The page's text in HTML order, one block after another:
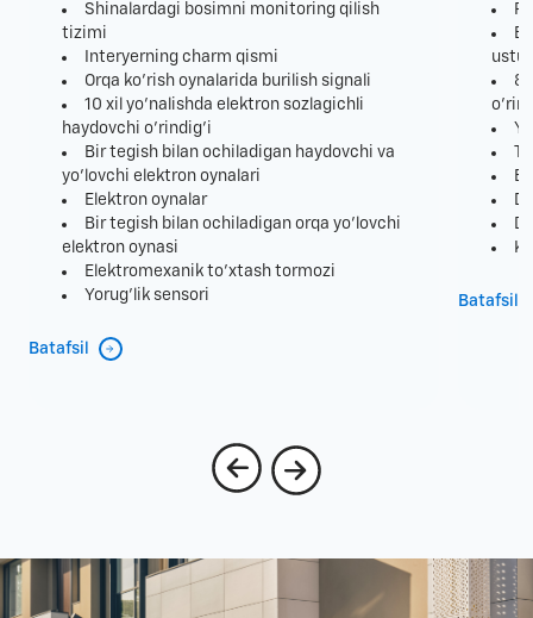
Shinalardagi bosimni monitoring qilish
tizimi
Interyerning charm qismi
Orqa ko'rish oynalarida burilish signali
10 xil yo'nalishda elektron sozlagichli
haydovchi o'rindig'i
Bir tegish bilan ochiladigan haydovchi va
yo'lovchi elektron oynalari
Elektron oynalar
Bir tegish bilan ochiladigan orqa yo'lovchi
elektron oynasi
Elektromexanik to'xtash tormozi
Yorug'lik sensori
Batafsil
8
Batafsil